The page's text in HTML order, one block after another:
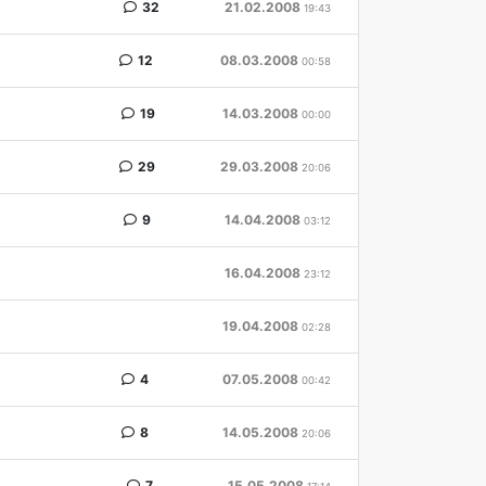
32 21.02.200819:43
12 08.03.200800:58
19 14.03.200800:00
29 29.03.200820:06
9 14.04.200803:12
16.04.200823:12
19.04.200802:28
4 07.05.200800:42
8 14.05.200820:06